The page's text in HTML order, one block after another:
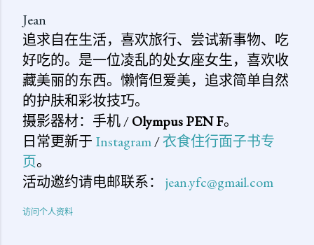
Jean
追求自在生活，喜欢旅行、尝试新事物、吃
好吃的。是一位凌乱的处女座女生，喜欢收
藏美丽的东西。懒惰但爱美，追求简单自然
的护肤和彩妆技巧。
摄影器材：手机 /Olympus PEN F。
日常更新于 Instagram/衣食住行面子书专
页。
活动邀约请电邮联系： jean.yfc@gmail.com
访问个人资料